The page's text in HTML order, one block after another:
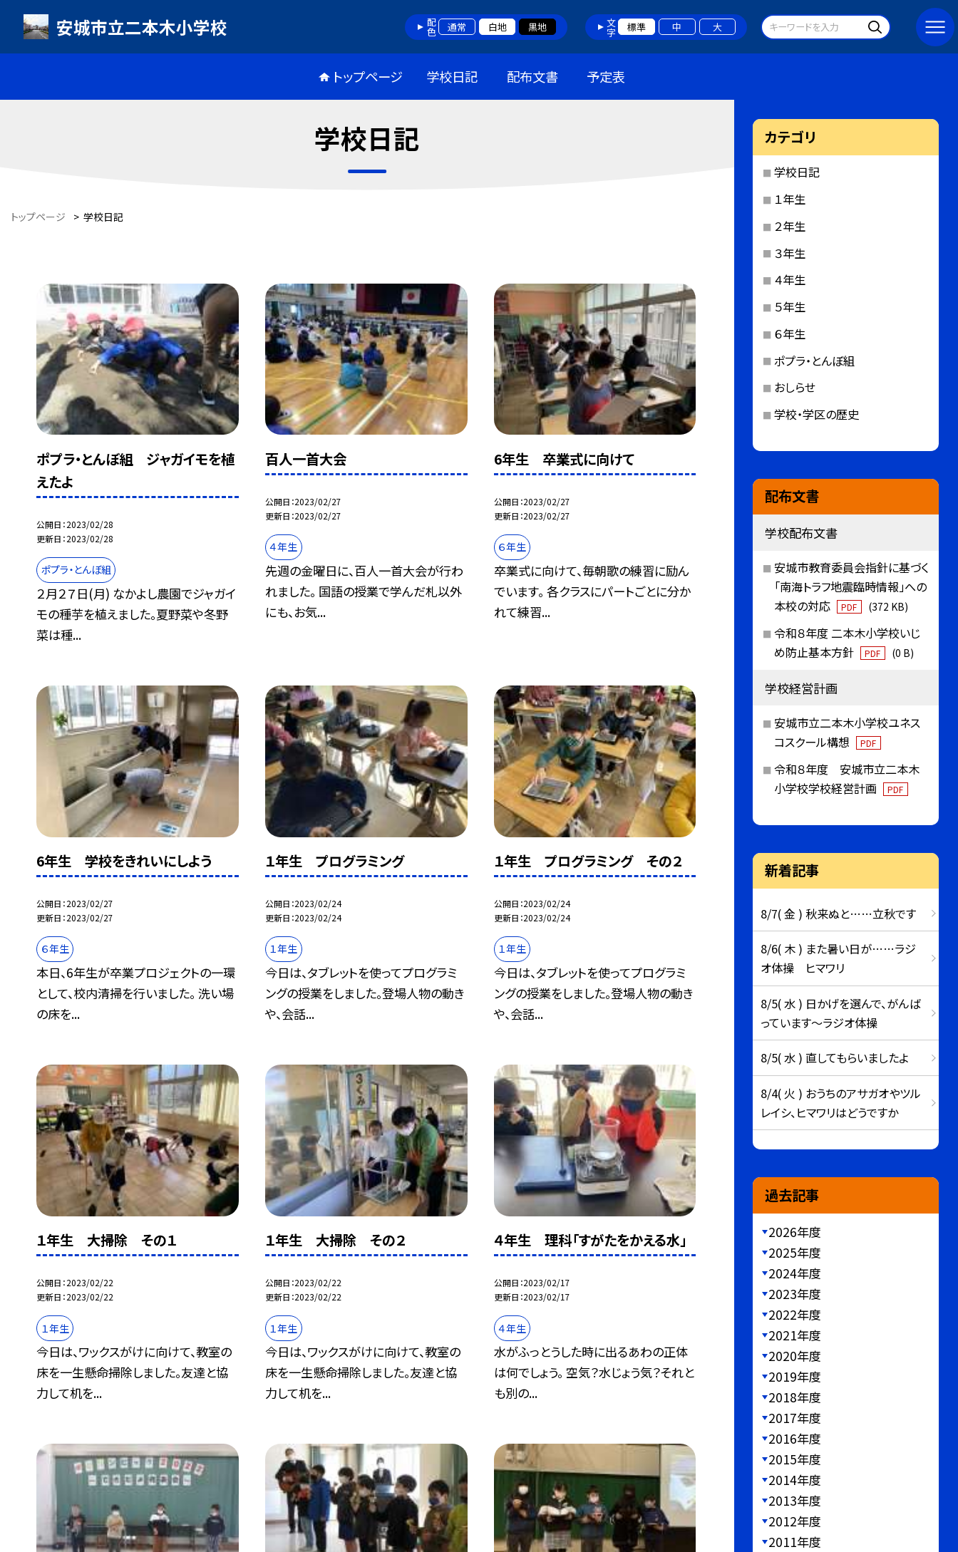
安城市立二本木小学校 配色 通常 白地 黒地 文字 標準 中 大
トップページ 学校日記 配布文書 予定表
学校日記
トップページ > 学校日記
ポプラ・とんぼ組 ジャガイモを植
えたよ
公開日 2023/02/28
更新日 2023/02/28
ポプラ・とんぼ組
２月２７日(月) なかよし農園でジャガイ
モの種芋を植えました。夏野菜や冬野
菜は種...
百人一首大会
公開日 2023/02/27
更新日 2023/02/27
４年生
先週の金曜日に、百人一首大会が行わ
れました。 国語の授業で学んだ札以外
にも、お気...
6年生 卒業式に向けて
公開日 2023/02/27
更新日 2023/02/27
６年生
卒業式に向けて、毎朝歌の練習に励ん
でいます。 各クラスにパートごとに分か
れて練習...
6年生 学校をきれいにしよう
公開日 2023/02/27
更新日 2023/02/27
６年生
本日、6年生が卒業プロジェクトの一環
として、校内清掃を行いました。 洗い場
の床を...
１年生 プログラミング
公開日 2023/02/24
更新日 2023/02/24
１年生
今日は、タブレットを使ってプログラミ
ングの授業をしました。登場人物の動き
や、会話...
１年生 プログラミング その２
公開日 2023/02/24
更新日 2023/02/24
１年生
今日は、タブレットを使ってプログラミ
ングの授業をしました。登場人物の動き
や、会話...
１年生 大掃除 その１
公開日 2023/02/22
更新日 2023/02/22
１年生
今日は、ワックスがけに向けて、教室の
床を一生懸命掃除しました。友達と協
力して机を...
１年生 大掃除 その２
公開日 2023/02/22
更新日 2023/02/22
１年生
今日は、ワックスがけに向けて、教室の
床を一生懸命掃除しました。友達と協
力して机を...
４年生 理科「すがたをかえる水」
公開日 2023/02/17
更新日 2023/02/17
４年生
水がふっとうした時に出るあわの正体
は何でしょう。 空気？水じょう気？それと
も別の...
カテゴリ
学校日記
１年生
２年生
３年生
４年生
５年生
６年生
ポプラ・とんぼ組
おしらせ
学校・学区の歴史
配布文書
学校配布文書
安城市教育委員会指針に基づく
「南海トラフ地震臨時情報」への
本校の対応
PDF (372 KB)
令和８年度 二本木小学校いじ
め防止基本方針
PDF (0 B)
学校経営計画
安城市立二本木小学校ユネス
コスクール構想
PDF
令和８年度 安城市立二本木
小学校学校経営計画
PDF
新着記事
8/7( 金 ) 秋来ぬと……立秋です
8/6( 木 ) また暑い日が……ラジ
オ体操 ヒマワリ
8/5( 水 ) 日かげを選んで、がんば
っています～ラジオ体操
8/5( 水 ) 直してもらいましたよ
8/4( 火 ) おうちのアサガオやツル
レイシ、ヒマワリはどうですか
過去記事
2026年度
2025年度
2024年度
2023年度
2022年度
2021年度
2020年度
2019年度
2018年度
2017年度
2016年度
2015年度
2014年度
2013年度
2012年度
2011年度